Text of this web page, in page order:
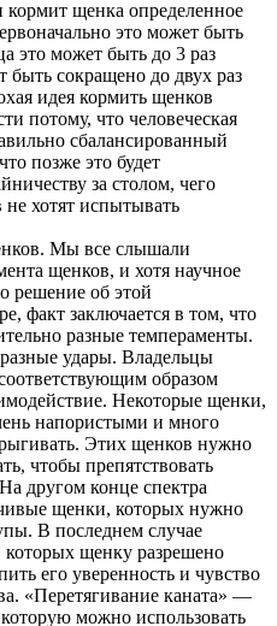
щенка определенное
это может быть
это может быть до 3 раз
быть сокращено до двух раз
идея кормить щенков
потому, что человеческая
сбалансированный
позже это будет
за столом, чего
хотят испытывать
Мы все слышали
щенков, и хотя научное
решение об этой
факт заключается в том, что
разные темпераменты.
удары. Владельцы
образом
Некоторые щенки,
напористыми и много
Этих щенков нужно
чтобы препятствовать
другом конце спектра
щенки, которых нужно
В последнем случае
которых щенку разрешено
его уверенность и чувство
«Перетягивание каната» —
можно использовать